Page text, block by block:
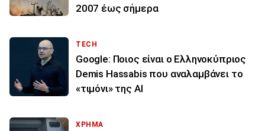
2007 έως σήμερα
TECH
Google: Ποιος είναι ο Ελληνοκύπριος
Demis Hassabis που αναλαμβάνει το
«τιμόνι» της ΑΙ
ΧΡΗΜΑ